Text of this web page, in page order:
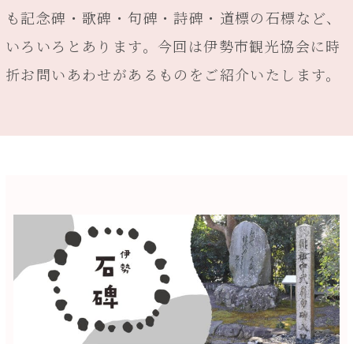
も記念碑・歌碑・句碑・詩碑・道標の石標など、
いろいろとあります。今回は伊勢市観光協会に時
折お問いあわせがあるものをご紹介いたします。